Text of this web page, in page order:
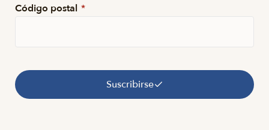
Código postal *
Suscribirse